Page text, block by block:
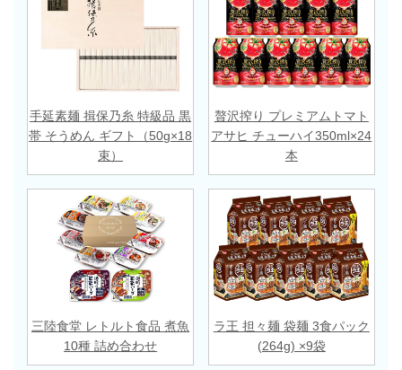
手延素麺 揖保乃糸 特級品 黒
帯 そうめん ギフト（50g×18
束）
贅沢搾り プレミアムトマト
アサヒ チューハイ350ml×24
本
三陸食堂 レトルト食品 煮魚
10種 詰め合わせ
ラ王 担々麺 袋麺 3食パック
(264g) ×9袋